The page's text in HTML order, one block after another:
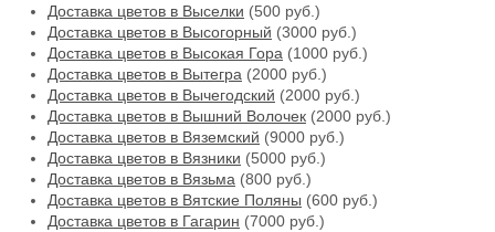
Доставка цветов в Выселки (500 руб.)
Доставка цветов в Высогорный (3000 руб.)
Доставка цветов в Высокая Гора (1000 руб.)
Доставка цветов в Вытегра (2000 руб.)
Доставка цветов в Вычегодский (2000 руб.)
Доставка цветов в Вышний Волочек (2000 руб.)
Доставка цветов в Вяземский (9000 руб.)
Доставка цветов в Вязники (5000 руб.)
Доставка цветов в Вязьма (800 руб.)
Доставка цветов в Вятские Поляны (600 руб.)
Доставка цветов в Гагарин (7000 руб.)